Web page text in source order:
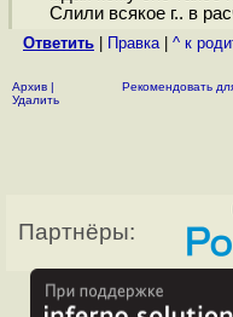
Слили всякое г.. в
Ответить Правка| ^ к
Архив |
Удалить
Рекомендовать
Партнёры: